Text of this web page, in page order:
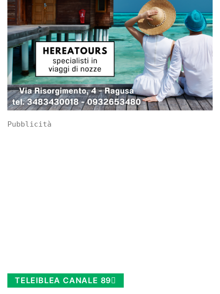
Pubblicità
TELEIBLEA CANALE 89